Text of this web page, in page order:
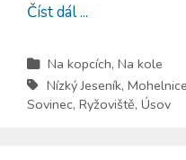
Číst dál ...
Na kopcích, Na kole
Nízký Jeseník, Mohelnice
Sovinec, Ryžoviště, Úsov